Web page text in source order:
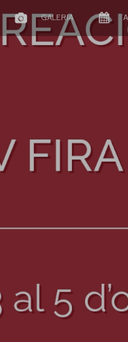
GALERIA